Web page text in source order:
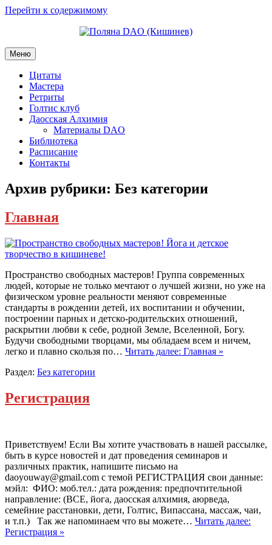
Перейти к содержимому
Меню
Цитаты
Мастера
Ретриты
Голтис клуб
Даосская Алхимия
Материалы DAO
Библиотека
Расписание
Контакты
Архив рубрики: Без категории
Главная
Пространство свободных мастеров! Группа современных
людей, которые не только мечтают о лучшей жизни, но уже на
физическом уровне реальности меняют современные
стандарты в рождении детей, их воспитании и обучении,
построении парных и детско-родительских отношений,
раскрытии любви к себе, родной Земле, Вселенной, Богу.
Будучи свободными творцами, мы обладаем всем и ничем,
легко и плавно скользя по… Читать далее: Главная »
Раздел: Без категории
Регистрация
Приветствуем! Если Вы хотите участвовать в нашей рассылке,
быть в курсе новостей и дат проведения семинаров и
различных практик, напишите письмо на
daoyouway@gmail.com с темой РЕГИСТРАЦИЯ свои данные:
мэйл: ФИО: моб.тел.: дата рождения: предпочтительной
направление: (ВСЕ, йога, даосская алхимия, аюрведа,
семейние расстановки, дети, Голтис, Випассана, массаж, чаи,
и т.п.) Так же напоминаем что вы можете… Читать далее:
Регистрация »